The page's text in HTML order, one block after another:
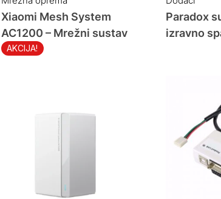
AKCIJA!
Xiaomi Mesh System
AC1200 – Mrežni sustav
Paradox
izravno